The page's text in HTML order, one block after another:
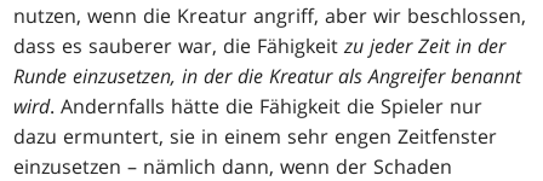
nutzen, wenn die Kreatur angriff, aber wir beschlossen,
dass es sauberer war, die Fähigkeitzu jeder Zeit in der
Runde einzusetzen, in der die Kreatur als Angreifer benannt
wird. Andernfalls hätte die Fähigkeit die Spieler nur
dazu ermuntert, sie in einem sehr engen Zeitfenster
einzusetzen – nämlich dann, wenn der Schaden